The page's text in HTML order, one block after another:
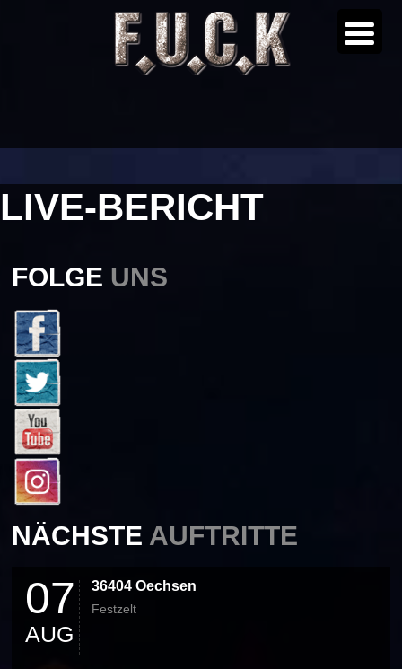
LIVE-BERICHT
FOLGE UNS
NÄCHSTE AUFTRITTE
07
AUG
36404 Oechsen
Festzelt